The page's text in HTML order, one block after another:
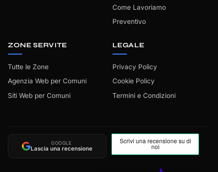
Come Lavoriamo
Preventivo
ZONE SERVITE
Tutte le Zone
Agenzia Web per Comuni
Siti Web per Comuni
LEGALE
Privacy Policy
Cookie Policy
Termini e Condizioni
GOOGLE
Lascia una recensione